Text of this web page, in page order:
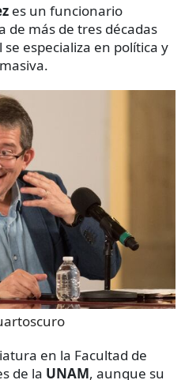
es un funcionario
de más de tres décadas
se especializa en política y
en la Facultad de
de la UNAM, aunque su